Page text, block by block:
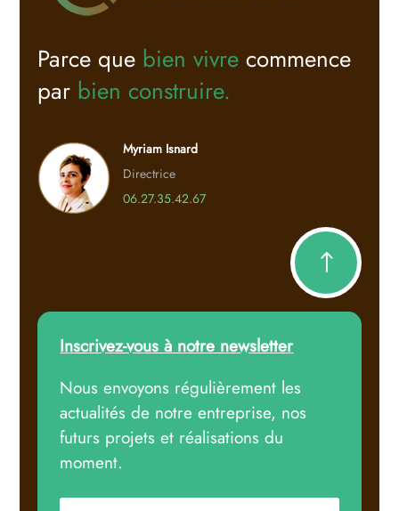
Parce que bien vivrecommence
par bien construire.
Myriam Isnard
Directrice
06.27.35.42.67
Inscrivez-vous à notre newsletter
Nous envoyons régulièrement les
actualités de notre entreprise, nos
futurs projets et réalisations du
moment.
!